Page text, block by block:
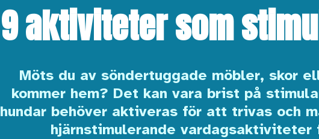
9 aktiviteter som
Möts du av söndertuggade möbler, skor
kommer hem? Det kan vara brist på
hundar behöver aktiveras för att trivas och
hjärnstimulerande vardagsaktiviteter